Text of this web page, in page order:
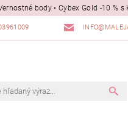
body • Cybex Gold -10 % s